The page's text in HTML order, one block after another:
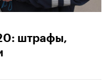
штрафы,